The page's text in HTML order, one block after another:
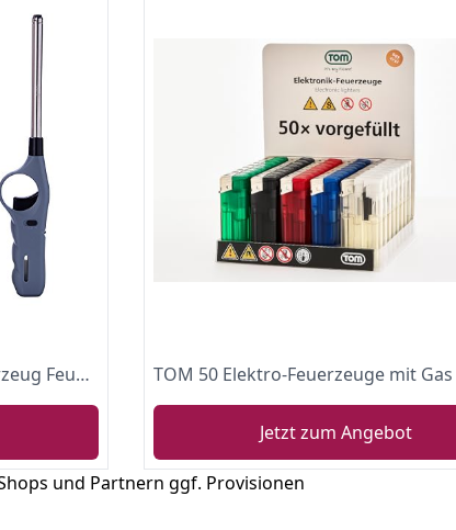
4stk. Stabfeuerzeug Sturmfeuerzeug Feuerzeug Stab-Sturmfeuerzeug "Turbo Power" 26,5 cm lang orange Sturmflamme, Nachfüllbar
Jetzt zum Angebot
und Partnern ggf. Provisionen